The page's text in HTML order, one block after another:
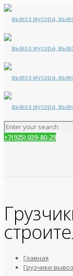
+7(925) 039-80-29
Главная
Грузчики